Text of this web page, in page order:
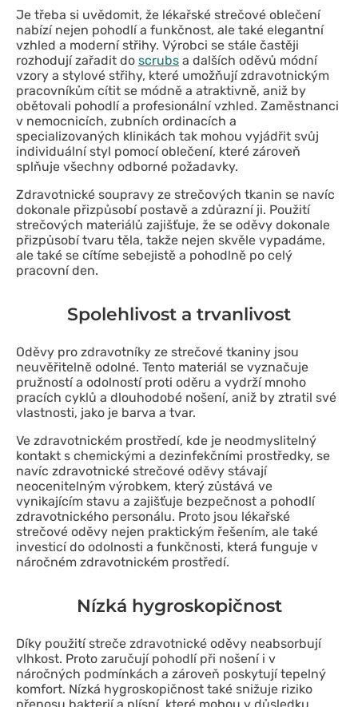
Je třeba si uvědomit, že lékařské strečové oblečení
nabízí nejen pohodlí a funkčnost, ale také elegantní
vzhled a moderní střihy. Výrobci se stále častěji
rozhodují zařadit do scrubs a dalších oděvů módní
vzory a stylové střihy, které umožňují zdravotnickým
pracovníkům cítit se módně a atraktivně, aniž by
obětovali pohodlí a profesionální vzhled. Zaměstnanci
v nemocnicích, zubních ordinacích a
specializovaných klinikách tak mohou vyjádřit svůj
individuální styl pomocí oblečení, které zároveň
splňuje všechny odborné požadavky.
Zdravotnické soupravy ze strečových tkanin se navíc
dokonale přizpůsobí postavě a zdůrazní ji. Použití
strečových materiálů zajišťuje, že se oděvy dokonale
přizpůsobí tvaru těla, takže nejen skvěle vypadáme,
ale také se cítíme sebejistě a pohodlně po celý
pracovní den.
Spolehlivost a trvanlivost
Oděvy pro zdravotníky ze strečové tkaniny jsou
neuvěřitelně odolné. Tento materiál se vyznačuje
pružností a odolností proti oděru a vydrží mnoho
pracích cyklů a dlouhodobé nošení, aniž by ztratil své
vlastnosti, jako je barva a tvar.
Ve zdravotnickém prostředí, kde je neodmyslitelný
kontakt s chemickými a dezinfekčními prostředky, se
navíc zdravotnické strečové oděvy stávají
neocenitelným výrobkem, který zůstává ve
vynikajícím stavu a zajišťuje bezpečnost a pohodlí
zdravotnického personálu. Proto jsou lékařské
strečové oděvy nejen praktickým řešením, ale také
investicí do odolnosti a funkčnosti, která funguje v
náročném zdravotnickém prostředí.
Nízká hygroskopičnost
Díky použití streče zdravotnické oděvy neabsorbují
vlhkost. Proto zaručují pohodlí při nošení i v
náročných podmínkách a zároveň poskytují tepelný
komfort. Nízká hygroskopičnost také snižuje riziko
přenosu bakterií a plísní, které mohou v důsledku